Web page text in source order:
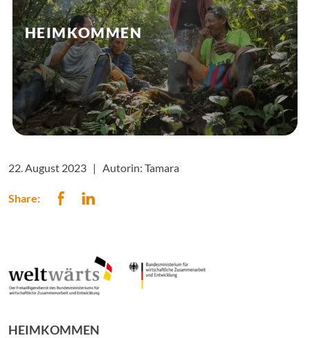
HEIMKOMMEN
22. August 2023 | Autorin: Tamara
Share:
HEIMKOMMEN